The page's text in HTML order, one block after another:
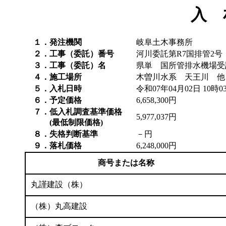
入
１．発注機関
岐阜土木事務所
２．工事（委託）番号
河川委託第R7国排管2号
３．工事（委託）名
県単 国所管排水機場
４．施工場所
木曽川水系 天王川
５．入札日時
令和07年04月02日 10時
６．予定価格
6,658,300円
７．低入札調査基準価格
(最低制限価格)
5,977,037円
８．失格判断基準
－円
９．落札価格
6,248,000円
商号または名称
丸謹建設（株）
（株）丸高建設